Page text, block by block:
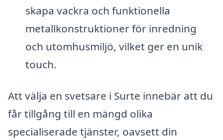
skapa vackra och funktionella
metallkonstruktioner för inredning
och utomhusmiljö, vilket ger en unik
touch.
Att välja en svetsare i Surte innebär att du
får tillgång till en mängd olika
specialiserade tjänster, oavsett din